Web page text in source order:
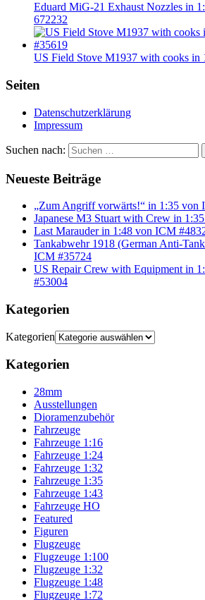
Eduard MiG-21 Exhaust Nozzles in
672232
US Field Stove M1937 with cooks in
Seiten
Datenschutzerklärung
Impressum
Suchen nach:
Neueste Beiträge
„Zum Angriff vorwärts!“ in 1:35 von
Japanese M3 Stuart with Crew in
Last Marauder in 1:48 von ICM
Tankabwehr 1918 (German Anti-
ICM #35724
US Repair Crew with Equipment in
#53004
Kategorien
Kategorien
Kategorien
28mm
Ausstellungen
Dioramenzubehör
Fahrzeuge
Fahrzeuge 1:16
Fahrzeuge 1:24
Fahrzeuge 1:32
Fahrzeuge 1:35
Fahrzeuge 1:43
Fahrzeuge HO
Featured
Figuren
Flugzeuge
Flugzeuge 1:100
Flugzeuge 1:32
Flugzeuge 1:48
Flugzeuge 1:72